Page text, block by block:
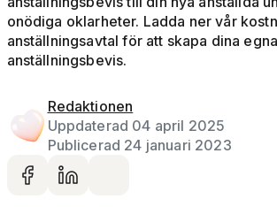
onödiga oklarheter. Ladda ner vår
anställningsavtal för att skapa dina egna
anställningsbevis.
Redaktionen
Uppdaterad 04 april 2025
Publicerad 24 januari 2023
Dela på facebook
Dela på LinkedIn